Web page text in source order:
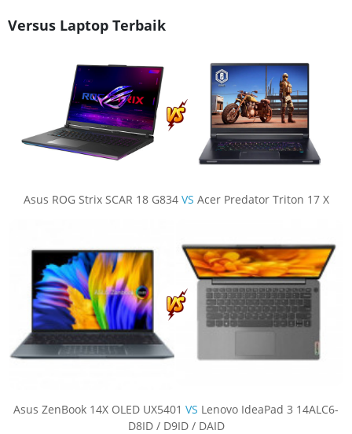
Versus Laptop Terbaik
Asus ROG Strix SCAR 18 G834 VS Acer Predator Triton 17 X
Asus ZenBook 14X OLED UX5401 VS Lenovo IdeaPad 3 14ALC6-
D8ID / D9ID / DAID